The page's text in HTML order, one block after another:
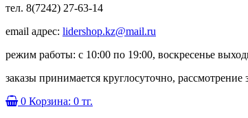
тел. 8(7242) 27-63-14
email адрес: lidershop.kz@mail.ru
режим работы: с 10:00 по 19:00, воскресенье
заказы принимается круглосуточно,
0 Корзина: 0 тг.